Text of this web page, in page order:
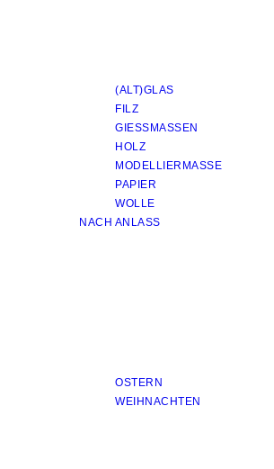
(ALT)GLAS
FILZ
GIESSMASSEN
HOLZ
MODELLIERMASSE
PAPIER
WOLLE
NACH ANLASS
OSTERN
WEIHNACHTEN